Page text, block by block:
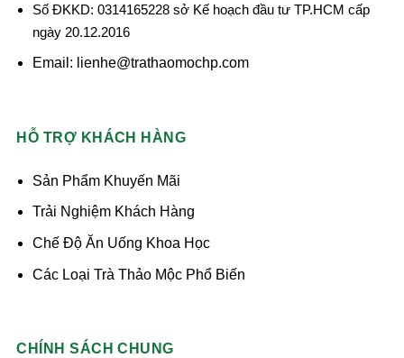
Số ĐKKD: 0314165228 sở Kế hoạch đầu tư TP.HCM cấp
ngày 20.12.2016
Email: lienhe@trathaomochp.com
HỖ TRỢ KHÁCH HÀNG
Sản Phẩm Khuyến Mãi
Trải Nghiệm Khách Hàng
Chế Độ Ăn Uống Khoa Học
Các Loại Trà Thảo Mộc Phổ Biến
CHÍNH SÁCH CHUNG